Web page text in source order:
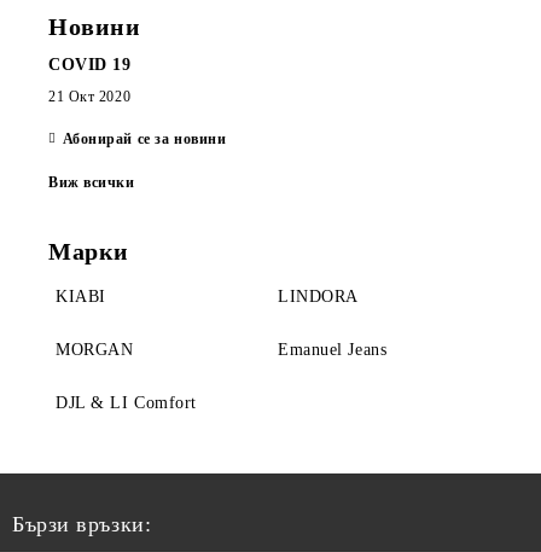
Новини
COVID 19
21 Окт 2020
Абонирай се за новини
Виж всички
Марки
KIABI LINDORA
MORGAN Emanuel Jeans
DJL & LI Comfort
Бързи връзки: